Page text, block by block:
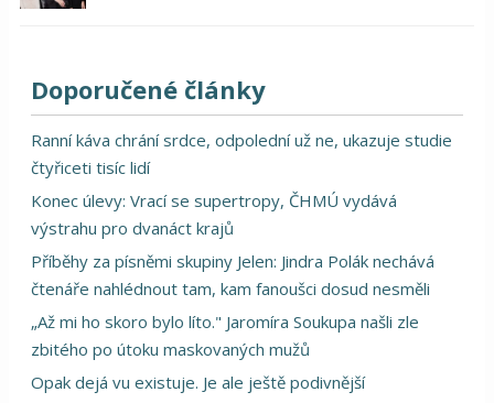
Doporučené články
Ranní káva chrání srdce, odpolední už ne, ukazuje studie
čtyřiceti tisíc lidí
Konec úlevy: Vrací se supertropy, ČHMÚ vydává
výstrahu pro dvanáct krajů
Příběhy za písněmi skupiny Jelen: Jindra Polák nechává
čtenáře nahlédnout tam, kam fanoušci dosud nesměli
„Až mi ho skoro bylo líto." Jaromíra Soukupa našli zle
zbitého po útoku maskovaných mužů
Opak dejá vu existuje. Je ale ještě podivnější